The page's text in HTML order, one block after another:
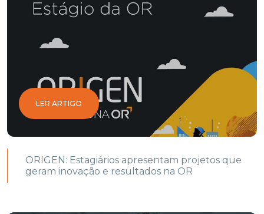
LER ARTIGO
ORIGEN: Estagiários apresentam projetos que
geram inovação e resultados na OR